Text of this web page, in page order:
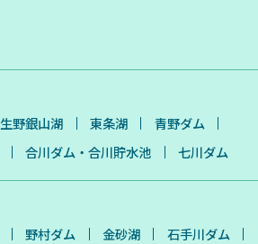
生野銀山湖 東条湖
青野ダム
合川ダム・合川貯水池 七川ダム
野村ダム 金砂湖
石手川ダム